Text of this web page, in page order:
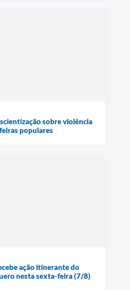
sobre violência
populares
ação itinerante do
nesta sexta-feira (7/8)